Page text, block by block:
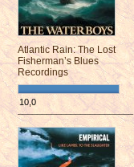
Atlantic Rain: The Lost
Fisherman’s Blues
Recordings
10,0
¯¯¯¯¯¯¯¯¯¯¯¯¯¯¯¯¯¯¯¯¯¯¯¯